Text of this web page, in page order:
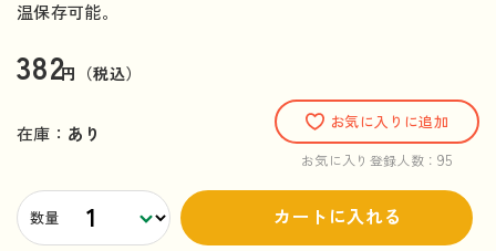
温保存可能。
382円（税込）
在庫： あり
お気に入りに追加
お気に入り登録人数：95
数量 カートに入れる